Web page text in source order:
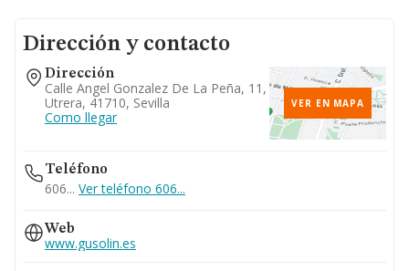
Dirección y contacto
Dirección
Calle Angel Gonzalez De La Peña, 11,
Utrera, 41710, Sevilla
Como llegar
VER EN MAPA
Teléfono
606... Ver teléfono 606...
Web
www.gusolin.es